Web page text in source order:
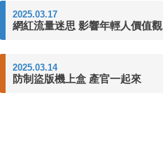
2025.03.17
網紅流量迷思 影響年輕人價值觀
2025.03.14
防制盜版機上盒 產官一起來